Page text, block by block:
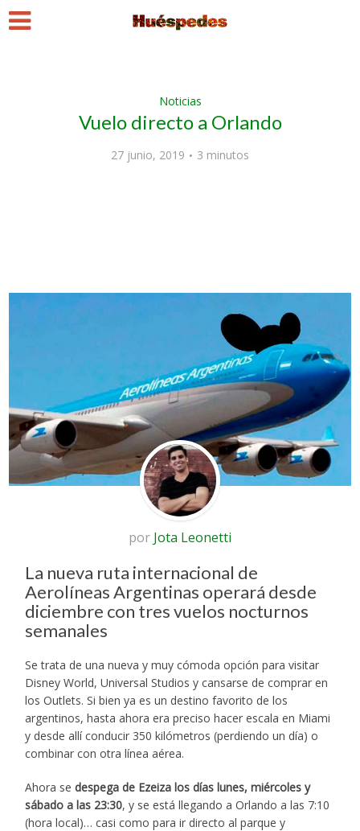
Noticias
Vuelo directo a Orlando
27 junio, 2019 3 minutos
por Jota Leonetti
La nueva ruta internacional de
Aerolíneas Argentinas operará desde
diciembre con tres vuelos nocturnos
semanales
Se trata de una nueva y muy cómoda opción para visitar
Disney World, Universal Studios y cansarse de comprar en
los Outlets. Si bien ya es un destino favorito de los
argentinos, hasta ahora era preciso hacer escala en Miami
y desde allí conducir 350 kilómetros (perdiendo un día) o
combinar con otra línea aérea.
Ahora se despega de Ezeiza los días lunes, miércoles y
sábado a las 23:30, y se está llegando a Orlando a las 7:10
(hora local)… casi como para ir directo al parque y